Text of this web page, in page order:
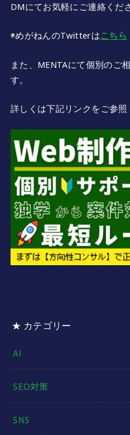
DMにてお気軽にご連絡くだ
◉めがねんのTwitterはこちら
また、MENTAにて個別のご
す。
詳しくは下記リンクをご参照
★ カテゴリー
AI
SEO対策
SNS